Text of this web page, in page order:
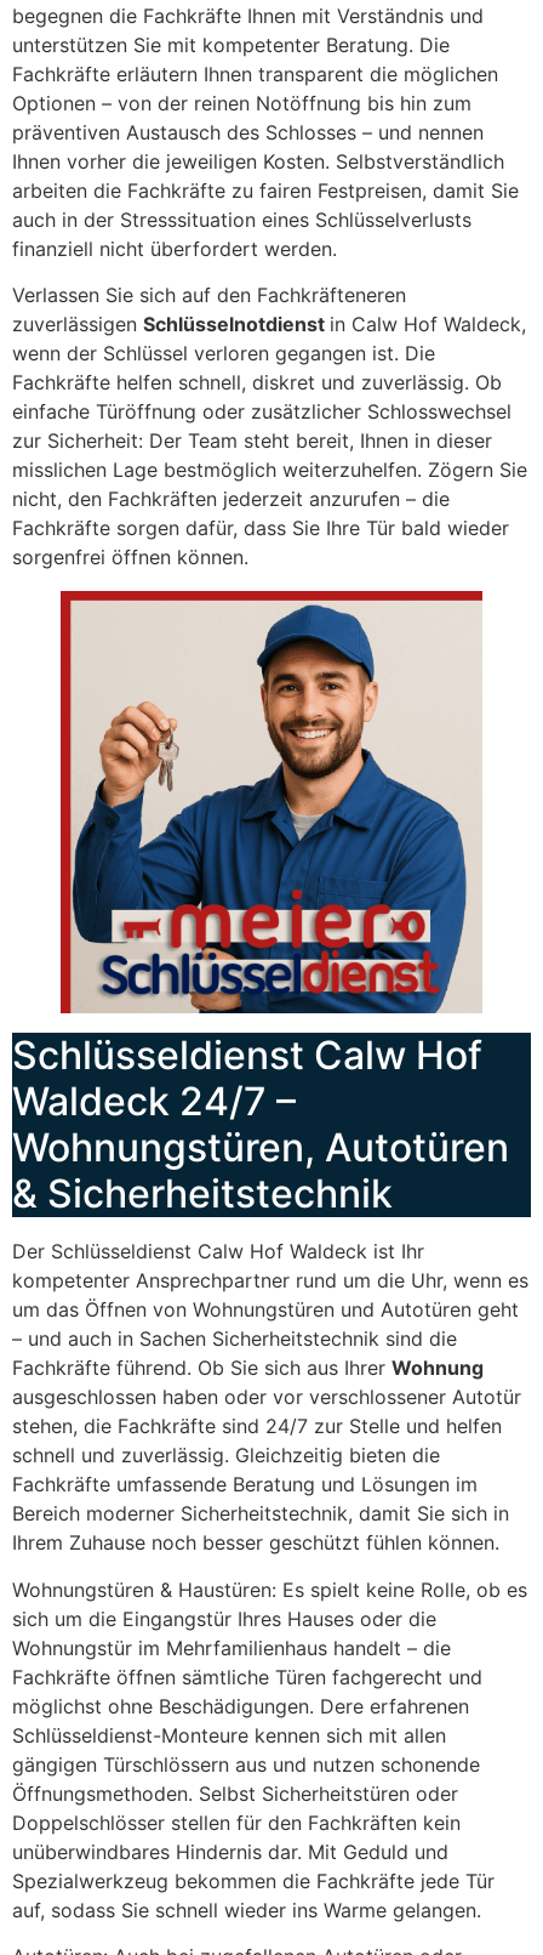
begegnen die Fachkräfte Ihnen mit Verständnis und
unterstützen Sie mit kompetenter Beratung. Die
Fachkräfte erläutern Ihnen transparent die möglichen
Optionen – von der reinen Notöffnung bis hin zum
präventiven Austausch des Schlosses – und nennen
Ihnen vorher die jeweiligen Kosten. Selbstverständlich
arbeiten die Fachkräfte zu fairen Festpreisen, damit Sie
auch in der Stresssituation eines Schlüsselverlusts
finanziell nicht überfordert werden.
Verlassen Sie sich auf den Fachkräfteneren
zuverlässigen Schlüsselnotdienst in Calw Hof Waldeck,
wenn der Schlüssel verloren gegangen ist. Die
Fachkräfte helfen schnell, diskret und zuverlässig. Ob
einfache Türöffnung oder zusätzlicher Schlosswechsel
zur Sicherheit: Der Team steht bereit, Ihnen in dieser
misslichen Lage bestmöglich weiterzuhelfen. Zögern Sie
nicht, den Fachkräften jederzeit anzurufen – die
Fachkräfte sorgen dafür, dass Sie Ihre Tür bald wieder
sorgenfrei öffnen können.
Schlüsseldienst Calw Hof
Waldeck 24/7 –
Wohnungstüren, Autotüren
& Sicherheitstechnik
Der Schlüsseldienst Calw Hof Waldeck ist Ihr
kompetenter Ansprechpartner rund um die Uhr, wenn es
um das Öffnen von Wohnungstüren und Autotüren geht
– und auch in Sachen Sicherheitstechnik sind die
Fachkräfte führend. Ob Sie sich aus Ihrer Wohnung
ausgeschlossen haben oder vor verschlossener Autotür
stehen, die Fachkräfte sind 24/7 zur Stelle und helfen
schnell und zuverlässig. Gleichzeitig bieten die
Fachkräfte umfassende Beratung und Lösungen im
Bereich moderner Sicherheitstechnik, damit Sie sich in
Ihrem Zuhause noch besser geschützt fühlen können.
Wohnungstüren & Haustüren: Es spielt keine Rolle, ob es
sich um die Eingangstür Ihres Hauses oder die
Wohnungstür im Mehrfamilienhaus handelt – die
Fachkräfte öffnen sämtliche Türen fachgerecht und
möglichst ohne Beschädigungen. Dere erfahrenen
Schlüsseldienst-Monteure kennen sich mit allen
gängigen Türschlössern aus und nutzen schonende
Öffnungsmethoden. Selbst Sicherheitstüren oder
Doppelschlösser stellen für den Fachkräften kein
unüberwindbares Hindernis dar. Mit Geduld und
Spezialwerkzeug bekommen die Fachkräfte jede Tür
auf, sodass Sie schnell wieder ins Warme gelangen.